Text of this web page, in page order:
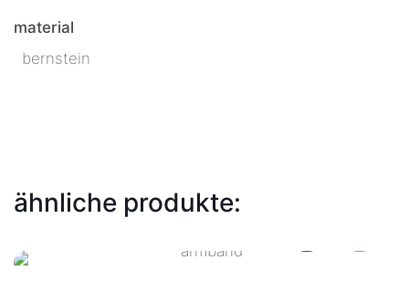
material
bernstein
ähnliche produkte: